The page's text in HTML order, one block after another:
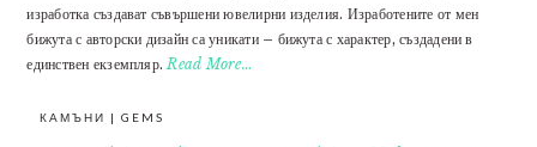
изработка създават съвършени ювелирни изделия. Изработените от мен
бижута с авторски дизайн са уникати – бижута с характер, създадени в
единствен екземпляр. Read More…
КАМЪНИ | GEMS